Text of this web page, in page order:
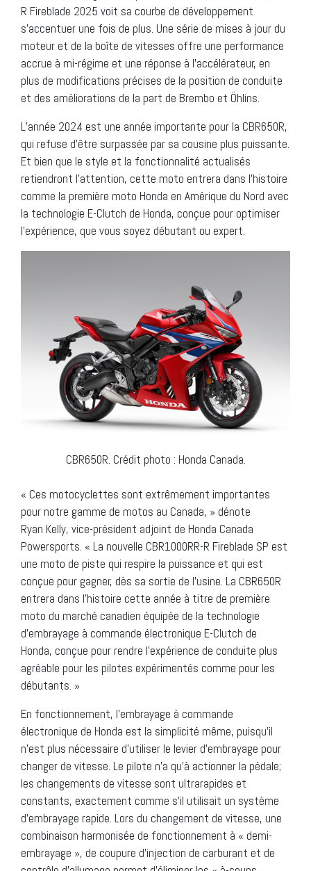
R Fireblade 2025 voit sa courbe de développement
s’accentuer une fois de plus. Une série de mises à jour du
moteur et de la boîte de vitesses offre une performance
accrue à mi-régime et une réponse à l’accélérateur, en
plus de modifications précises de la position de conduite
et des améliorations de la part de Brembo et Öhlins.
L’année 2024 est une année importante pour la CBR650R,
qui refuse d’être surpassée par sa cousine plus puissante.
Et bien que le style et la fonctionnalité actualisés
retiendront l’attention, cette moto entrera dans l’histoire
comme la première moto Honda en Amérique du Nord avec
la technologie E-Clutch de Honda, conçue pour optimiser
l’expérience, que vous soyez débutant ou expert.
CBR650R. Crédit photo : Honda Canada.
« Ces motocyclettes sont extrêmement importantes
pour notre gamme de motos au Canada, » dénote
Ryan Kelly, vice-président adjoint de Honda Canada
Powersports. « La nouvelle CBR1000RR-R Fireblade SP est
une moto de piste qui respire la puissance et qui est
conçue pour gagner, dès sa sortie de l’usine. La CBR650R
entrera dans l’histoire cette année à titre de première
moto du marché canadien équipée de la technologie
d’embrayage à commande électronique E-Clutch de
Honda, conçue pour rendre l’expérience de conduite plus
agréable pour les pilotes expérimentés comme pour les
débutants. »
En fonctionnement, l’embrayage à commande
électronique de Honda est la simplicité même, puisqu’il
n’est plus nécessaire d’utiliser le levier d’embrayage pour
changer de vitesse. Le pilote n’a qu’à actionner la pédale;
les changements de vitesse sont ultrarapides et
constants, exactement comme s’il utilisait un système
d’embrayage rapide. Lors du changement de vitesse, une
combinaison harmonisée de fonctionnement à « demi-
embrayage », de coupure d’injection de carburant et de